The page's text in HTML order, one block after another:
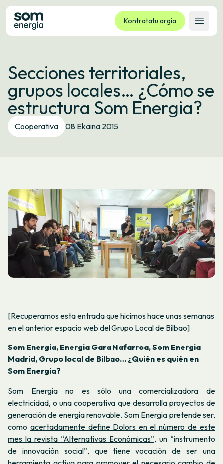
Kontratatu argia
Ireki
Tarifak
Zerbitzuak
Enpresak
Kooperatiba
Kontaktua
Secciones territoriales,
grupos locales… ¿Cómo se
estructura Som Energia?
Cooperativa 08 Ekaina 2015
[Recuperamos esta entrada que hicimos hace unas semanas
en el anterior espacio web del Grupo Local de Bilbao]
Som Energia, Energia Gara Nafarroa, Som Energia
Madrid, Grupo local de Bilbao… ¿Quién es quién en
Som Energia?
Som Energia no es sólo una comercializadora de
electricidad, o una cooperativa que desarrolla proyectos de
generación de energía renovable. Som Energia pretende ser,
como acertadamente define Dolors en el número de este
mes la revista “Alternativas Económicas”, un “instrumento
de innovación social”, que tiene vocación de ser una